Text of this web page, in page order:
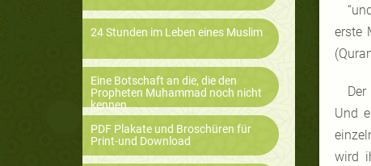
24 Stunden im Leben eines Muslim
Eine Botschaft an die, die den
Propheten Muhammad noch nicht
kennen
PDF Plakate und Broschüren für
Print-und Download
erste
Und
wird